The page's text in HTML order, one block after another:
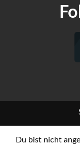
Du bist nicht